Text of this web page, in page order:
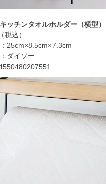
ッチンタオルホルダー（横型）
税込）
25cm×8.5cm×7.3cm
ダイソー